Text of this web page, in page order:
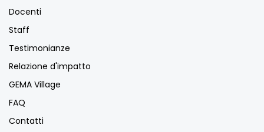
Docenti
Staff
Testimonianze
Relazione d'impatto
GEMA Village
FAQ
Contatti